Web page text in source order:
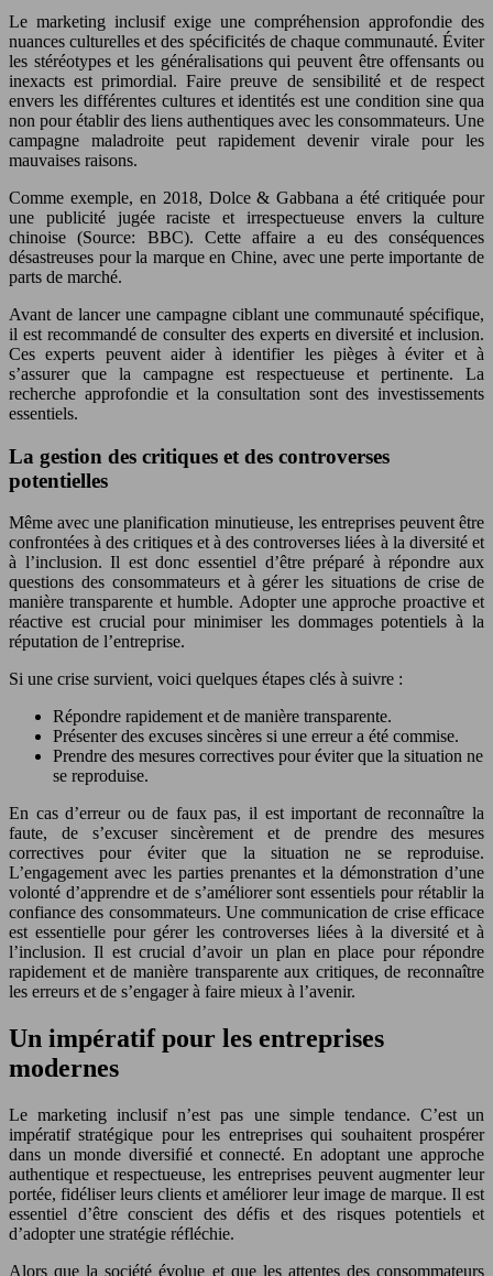
Le marketing inclusif exige une compréhension approfondie des
nuances culturelles et des spécificités de chaque communauté. Éviter
les stéréotypes et les généralisations qui peuvent être offensants ou
inexacts est primordial. Faire preuve de sensibilité et de respect
envers les différentes cultures et identités est une condition sine qua
non pour établir des liens authentiques avec les consommateurs. Une
campagne maladroite peut rapidement devenir virale pour les
mauvaises raisons.
Comme exemple, en 2018, Dolce & Gabbana a été critiquée pour
une publicité jugée raciste et irrespectueuse envers la culture
chinoise (Source: BBC). Cette affaire a eu des conséquences
désastreuses pour la marque en Chine, avec une perte importante de
parts de marché.
Avant de lancer une campagne ciblant une communauté spécifique,
il est recommandé de consulter des experts en diversité et inclusion.
Ces experts peuvent aider à identifier les pièges à éviter et à
s’assurer que la campagne est respectueuse et pertinente. La
recherche approfondie et la consultation sont des investissements
essentiels.
La gestion des critiques et des controverses
potentielles
Même avec une planification minutieuse, les entreprises peuvent être
confrontées à des critiques et à des controverses liées à la diversité et
à l’inclusion. Il est donc essentiel d’être préparé à répondre aux
questions des consommateurs et à gérer les situations de crise de
manière transparente et humble. Adopter une approche proactive et
réactive est crucial pour minimiser les dommages potentiels à la
réputation de l’entreprise.
Si une crise survient, voici quelques étapes clés à suivre :
Répondre rapidement et de manière transparente.
Présenter des excuses sincères si une erreur a été commise.
Prendre des mesures correctives pour éviter que la situation ne
se reproduise.
En cas d’erreur ou de faux pas, il est important de reconnaître la
faute, de s’excuser sincèrement et de prendre des mesures
correctives pour éviter que la situation ne se reproduise.
L’engagement avec les parties prenantes et la démonstration d’une
volonté d’apprendre et de s’améliorer sont essentiels pour rétablir la
confiance des consommateurs. Une communication de crise efficace
est essentielle pour gérer les controverses liées à la diversité et à
l’inclusion. Il est crucial d’avoir un plan en place pour répondre
rapidement et de manière transparente aux critiques, de reconnaître
les erreurs et de s’engager à faire mieux à l’avenir.
Un impératif pour les entreprises
modernes
Le marketing inclusif n’est pas une simple tendance. C’est un
impératif stratégique pour les entreprises qui souhaitent prospérer
dans un monde diversifié et connecté. En adoptant une approche
authentique et respectueuse, les entreprises peuvent augmenter leur
portée, fidéliser leurs clients et améliorer leur image de marque. Il est
essentiel d’être conscient des défis et des risques potentiels et
d’adopter une stratégie réfléchie.
Alors que la société évolue et que les attentes des consommateurs